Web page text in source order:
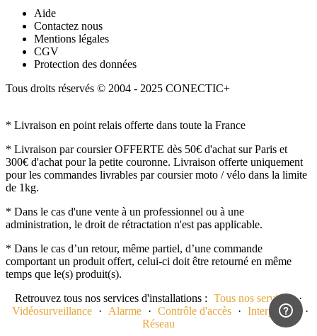
Aide
Contactez nous
Mentions légales
CGV
Protection des données
Tous droits réservés © 2004 - 2025 CONECTIC+
* Livraison en point relais offerte dans toute la France
* Livraison par coursier OFFERTE dès 50€ d'achat sur Paris et
300€ d'achat pour la petite couronne. Livraison offerte uniquement
pour les commandes livrables par coursier moto / vélo dans la limite
de 1kg.
* Dans le cas d'une vente à un professionnel ou à une
administration, le droit de rétractation n'est pas applicable.
* Dans le cas d’un retour, même partiel, d’une commande
comportant un produit offert, celui-ci doit être retourné en même
temps que le(s) produit(s).
Retrouvez tous nos services d'installations : Tous nos services ·
Vidéosurveillance · Alarme · Contrôle d'accès · Interphonie
·
Réseau